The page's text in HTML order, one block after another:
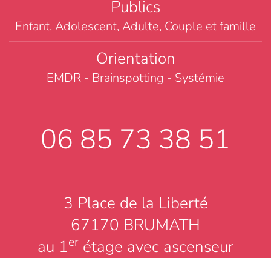
Publics
Enfant, Adolescent, Adulte, Couple et famille
Orientation
EMDR - Brainspotting - Systémie
06 85 73 38 51
3 Place de la Liberté
67170 BRUMATH
au 1er étage avec ascenseur